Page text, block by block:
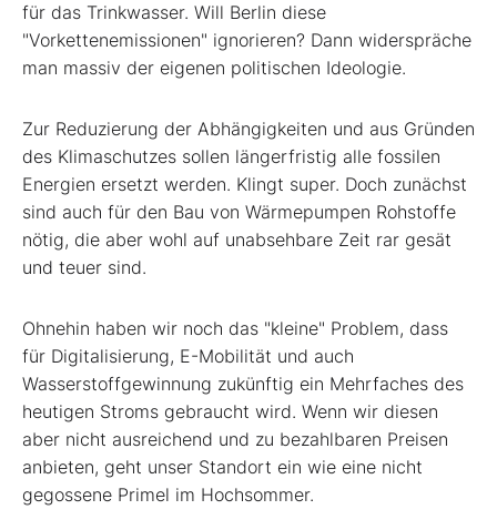
für das Trinkwasser. Will Berlin diese
"Vorkettenemissionen" ignorieren? Dann widerspräche
man massiv der eigenen politischen Ideologie.
Zur Reduzierung der Abhängigkeiten und aus Gründen
des Klimaschutzes sollen längerfristig alle fossilen
Energien ersetzt werden. Klingt super. Doch zunächst
sind auch für den Bau von Wärmepumpen Rohstoffe
nötig, die aber wohl auf unabsehbare Zeit rar gesät
und teuer sind.
Ohnehin haben wir noch das "kleine" Problem, dass
für Digitalisierung, E-Mobilität und auch
Wasserstoffgewinnung zukünftig ein Mehrfaches des
heutigen Stroms gebraucht wird. Wenn wir diesen
aber nicht ausreichend und zu bezahlbaren Preisen
anbieten, geht unser Standort ein wie eine nicht
gegossene Primel im Hochsommer.